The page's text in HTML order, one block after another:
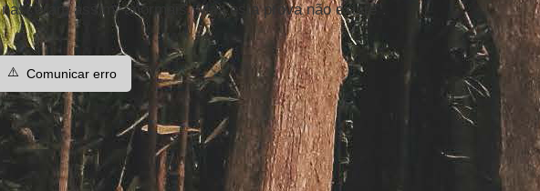
nasceram assim, anormais. Mas esta prova não existe”.
⚠️ Comunicar erro